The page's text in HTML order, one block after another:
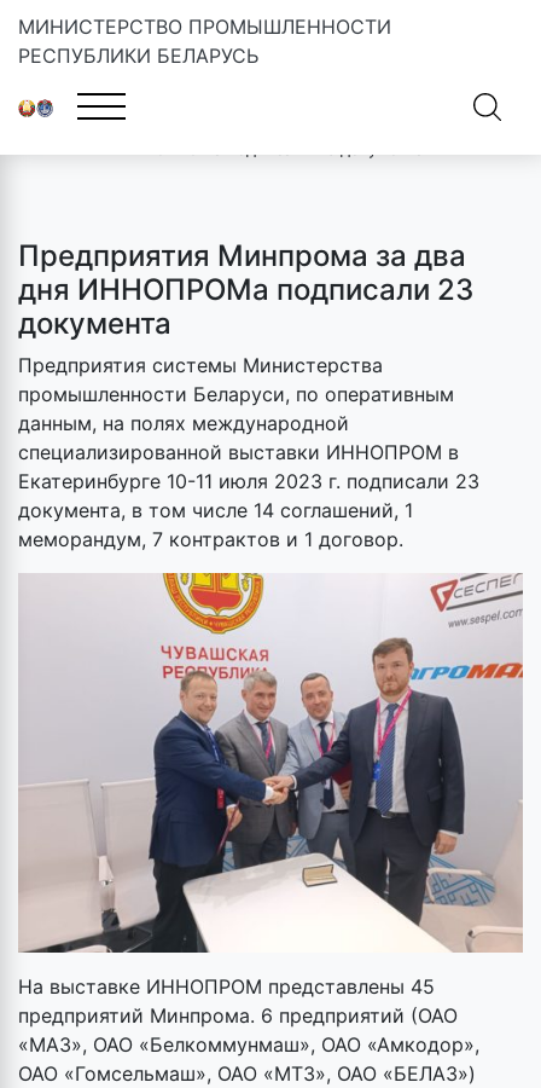
МИНИСТЕРСТВО ПРОМЫШЛЕННОСТИ
РЕСПУБЛИКИ БЕЛАРУСЬ
Главная»
Предприятия Минпрома за два
дня ИННОПРОМа подписали 23
документа
Предприятия системы Министерства
промышленности Беларуси, по оперативным
данным, на полях международной
специализированной выставки ИННОПРОМ в
Екатеринбурге 10-11 июля 2023 г. подписали 23
документа, в том числе 14 соглашений, 1
меморандум, 7 контрактов и 1 договор.
На выставке ИННОПРОМ представлены 45
предприятий Минпрома. 6 предприятий (ОАО
«МАЗ», ОАО «Белкоммунмаш», ОАО «Амкодор»,
ОАО «Гомсельмаш», ОАО «МТЗ», ОАО «БЕЛАЗ»)